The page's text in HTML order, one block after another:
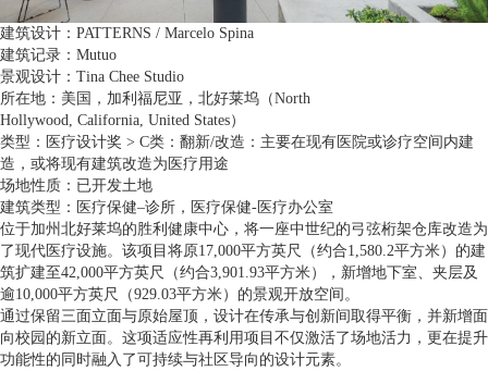
建筑设计：PATTERNS / Marcelo Spina
建筑记录：Mutuo
景观设计：Tina Chee Studio
所在地：美国，加利福尼亚，北好莱坞（North
Hollywood, California, United States）
类型：医疗设计奖 > C类：翻新/改造：主要在现有医院或诊疗空间内建
造，或将现有建筑改造为医疗用途
场地性质：已开发土地
建筑类型：医疗保健–诊所，医疗保健-医疗办公室
位于加州北好莱坞的胜利健康中心，将一座中世纪的弓弦桁架仓库改造为
了现代医疗设施。该项目将原17,000平方英尺（约合1,580.2平方米）的建
筑扩建至42,000平方英尺（约合3,901.93平方米），新增地下室、夹层及
逾10,000平方英尺（929.03平方米）的景观开放空间。
通过保留三面立面与原始屋顶，设计在传承与创新间取得平衡，并新增面
向校园的新立面。这项适应性再利用项目不仅激活了场地活力，更在提升
功能性的同时融入了可持续与社区导向的设计元素。